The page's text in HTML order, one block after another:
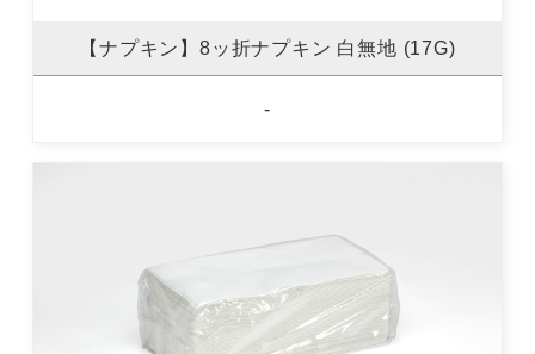
【ナプキン】8ッ折ナプキン 白無地 (17G)
-